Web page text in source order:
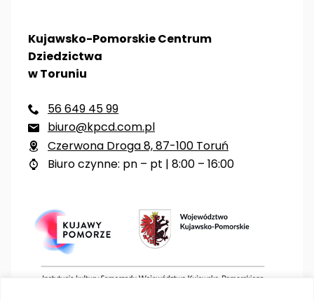
Kujawsko-Pomorskie Centrum
Dziedzictwa
w Toruniu
 56 649 45 99
 biuro@kpcd.com.pl
 Czerwona Droga 8, 87-100 Toruń
 Biuro czynne: pn – pt | 8:00 – 16:00